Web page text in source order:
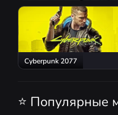
Red Dead Redemption 2
Cyberpunk 2077
⭐ Популярные